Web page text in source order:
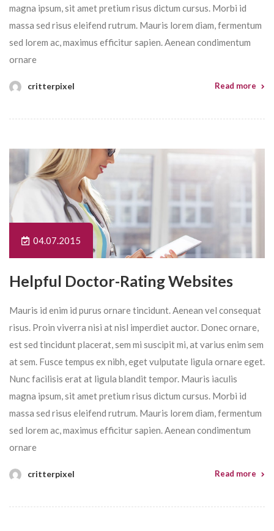
magna ipsum, sit amet pretium risus dictum cursus. Morbi id
massa sed risus eleifend rutrum. Mauris lorem diam, fermentum
sed lorem ac, maximus efficitur sapien. Aenean condimentum
ornare
critterpixel Read more
04.07.2015
Helpful Doctor-Rating Websites
Mauris id enim id purus ornare tincidunt. Aenean vel consequat
risus. Proin viverra nisi at nisl imperdiet auctor. Donec ornare,
est sed tincidunt placerat, sem mi suscipit mi, at varius enim sem
at sem. Fusce tempus ex nibh, eget vulputate ligula ornare eget.
Nunc facilisis erat at ligula blandit tempor. Mauris iaculis
magna ipsum, sit amet pretium risus dictum cursus. Morbi id
massa sed risus eleifend rutrum. Mauris lorem diam, fermentum
sed lorem ac, maximus efficitur sapien. Aenean condimentum
ornare
critterpixel Read more